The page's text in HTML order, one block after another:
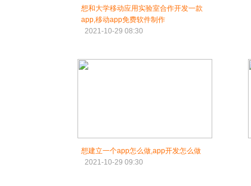
想和大学移动应用实验室合作开发一款
app,移动app免费软件制作
2021-10-29 08:30
想建立一个app怎么做,app开发怎么做
2021-10-29 09:30